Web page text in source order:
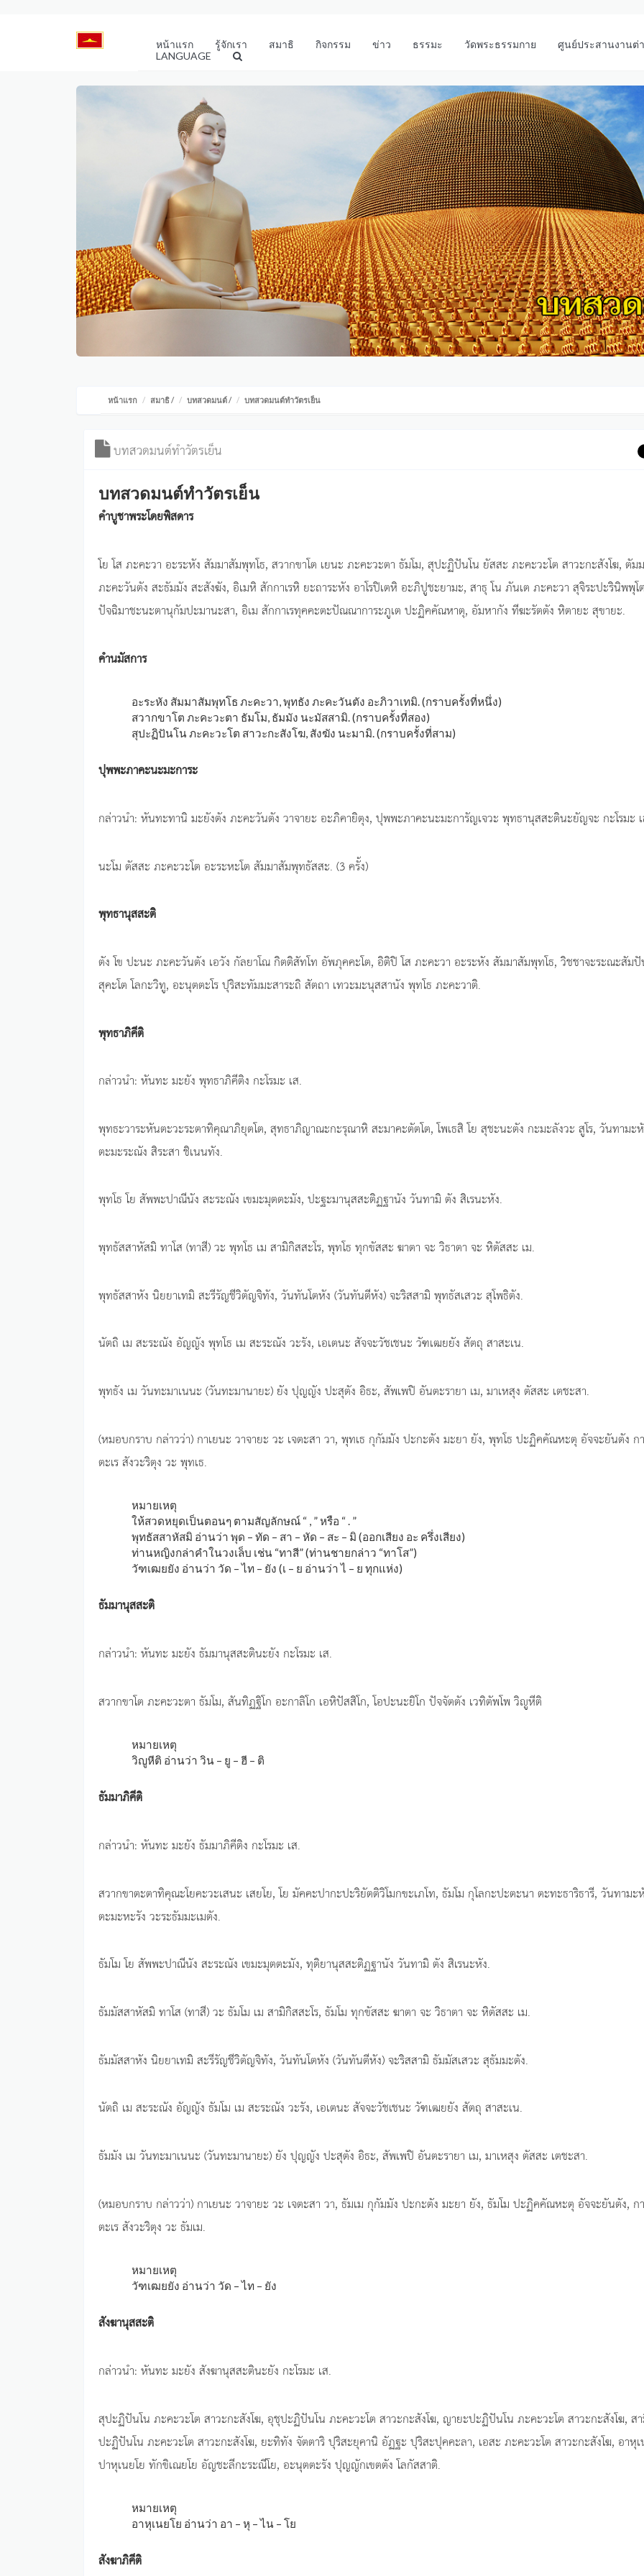
หน้าแรก รู้จักเรา สมาธิ กิจกรรม ข่าว ธรรมะ วัดพระธรรมกาย
ศูนย์ประสานงานต่
LANGUAGE
หน้าแรก สมาธิ/ บทสวดมนต์/ บทสวดมนต์ทำวัตรเย็น
บทสวดมนต์ทำวัตรเย็น
บทสวดมนต์ทำวัตรเย็น
คำบูชาพระโดยพิสดาร
โย โส ภะคะวา อะระหัง สัมมาสัมพุทโธ, สวากขาโต เยนะ ภะคะวะตา ธัมโม, สุปะฏิปันโน ยัสสะ ภะคะวะโต สาวะกะสังโฆ, ตัม
ภะคะวันตัง สะธัมมัง สะสังฆัง, อิเมหิ สักกาเรหิ ยะถาระหัง อาโรปิเตหิ อะภิปูชะยามะ, สาธุ โน ภันเต ภะคะวา สุจิระปะรินิพพุโ
ปัจฉิมาชะนะตานุกัมปะมานะสา, อิเม สักกาเรทุคคะตะปัณณาการะภูเต ปะฏิคคัณหาตุ, อัมหากัง ทีฆะรัตตัง หิตายะ สุขายะ.
คำนมัสการ
อะระหัง สัมมาสัมพุทโธ ภะคะวา, พุทธัง ภะคะวันตัง อะภิวาเทมิ. (กราบครั้งที่หนึ่ง)
สวากขาโต ภะคะวะตา ธัมโม, ธัมมัง นะมัสสามิ. (กราบครั้งที่สอง)
สุปะฏิปันโน ภะคะวะโต สาวะกะสังโฆ, สังฆัง นะมามิ. (กราบครั้งที่สาม)
ปุพพะภาคะนะมะการะ
กล่าวนำ: หันทะทานิ มะยังตัง ภะคะวันตัง วาจายะ อะภิคายิตุง, ปุพพะภาคะนะมะการัญเจวะ พุทธานุสสะตินะยัญจะ กะโรมะ
นะโม ตัสสะ ภะคะวะโต อะระหะโต สัมมาสัมพุทธัสสะ. (3 ครั้ง)
พุทธานุสสะติ
ตัง โข ปะนะ ภะคะวันตัง เอวัง กัลยาโณ กิตติสัทโท อัพภุคคะโต, อิติปิ โส ภะคะวา อะระหัง สัมมาสัมพุทโธ, วิชชาจะระณะสัม
สุคะโต โลกะวิทู, อะนุตตะโร ปุริสะทัมมะสาระถิ สัตถา เทวะมะนุสสานัง พุทโธ ภะคะวาติ.
พุทธาภิคีติ
กล่าวนำ: หันทะ มะยัง พุทธาภิคีติง กะโรมะ เส.
พุทธะวาระหันตะวะระตาทิคุณาภิยุตโต, สุทธาภิญาณะกะรุณาหิ สะมาคะตัตโต, โพเธสิ โย สุชะนะตัง กะมะลังวะ สูโร, วันทามะ
ตะมะระณัง สิระสา ชิเนนทัง.
พุทโธ โย สัพพะปาณีนัง สะระณัง เขมะมุตตะมัง, ปะฐะมานุสสะติฏฐานัง วันทามิ ตัง สิเรนะหัง.
พุทธัสสาหัสมิ ทาโส (ทาสี) วะ พุทโธ เม สามิกิสสะโร, พุทโธ ทุกขัสสะ ฆาตา จะ วิธาตา จะ หิตัสสะ เม.
พุทธัสสาหัง นิยยาเทมิ สะรีรัญชีวิตัญจิทัง, วันทันโตหัง (วันทันตีหัง) จะริสสามิ พุทธัสเสวะ สุโพธิตัง.
นัตถิ เม สะระณัง อัญญัง พุทโธ เม สะระณัง วะรัง, เอเตนะ สัจจะวัชเชนะ วัฑเฒยยัง สัตถุ สาสะเน.
พุทธัง เม วันทะมาเนนะ (วันทะมานายะ) ยัง ปุญญัง ปะสุตัง อิธะ, สัพเพปิ อันตะรายา เม, มาเหสุง ตัสสะ เตชะสา.
(หมอบกราบ กล่าวว่า) กาเยนะ วาจายะ วะ เจตะสา วา, พุทเธ กุกัมมัง ปะกะตัง มะยา ยัง, พุทโธ ปะฏิคคัณหะตุ อัจจะยันตัง ก
ตะเร สังวะริตุง วะ พุทเธ.
หมายเหตุ
ให้สวดหยุดเป็นตอนๆ ตามสัญลักษณ์ “ , ” หรือ “ . ”
พุทธัสสาหัสมิ อ่านว่า พุด – ทัด – สา – หัด – สะ – มิ (ออกเสียง อะ ครึ่งเสียง)
ท่านหญิงกล่าคำในวงเล็บ เช่น “ทาสี” (ท่านชายกล่าว “ทาโส”)
วัฑเฒยยัง อ่านว่า วัด – ไท – ยัง (เ – ย อ่านว่า ไ – ย ทุกแห่ง)
ธัมมานุสสะติ
กล่าวนำ: หันทะ มะยัง ธัมมานุสสะตินะยัง กะโรมะ เส.
สวากขาโต ภะคะวะตา ธัมโม, สันทิฏฐิโก อะกาลิโก เอหิปัสสิโก, โอปะนะยิโก ปัจจัตตัง เวทิตัพโพ วิญูหีติ
หมายเหตุ
วิญูหีติ อ่านว่า วิน – ยู – ฮี – ติ
ธัมมาภิคีติ
กล่าวนำ: หันทะ มะยัง ธัมมาภิคีติง กะโรมะ เส.
สวากขาตะตาทิคุณะโยคะวะเสนะ เสยโย, โย มัคคะปากะปะริยัตติวิโมกขะเภโท, ธัมโม กุโลกะปะตะนา ตะทะธาริธารี, วันทามะ
ตะมะหะรัง วะระธัมมะเมตัง.
ธัมโม โย สัพพะปาณีนัง สะระณัง เขมะมุตตะมัง, ทุติยานุสสะติฏฐานัง วันทามิ ตัง สิเรนะหัง.
ธัมมัสสาหัสมิ ทาโส (ทาสี) วะ ธัมโม เม สามิกิสสะโร, ธัมโม ทุกขัสสะ ฆาตา จะ วิธาตา จะ หิตัสสะ เม.
ธัมมัสสาหัง นิยยาเทมิ สะรีรัญชีวิตัญจิทัง, วันทันโตหัง (วันทันตีหัง) จะริสสามิ ธัมมัสเสวะ สุธัมมะตัง.
นัตถิ เม สะระณัง อัญญัง ธัมโม เม สะระณัง วะรัง, เอเตนะ สัจจะวัชเชนะ วัฑเฒยยัง สัตถุ สาสะเน.
ธัมมัง เม วันทะมาเนนะ (วันทะมานายะ) ยัง ปุญญัง ปะสุตัง อิธะ, สัพเพปิ อันตะรายา เม, มาเหสุง ตัสสะ เตชะสา.
(หมอบกราบ กล่าวว่า) กาเยนะ วาจายะ วะ เจตะสา วา, ธัมเม กุกัมมัง ปะกะตัง มะยา ยัง, ธัมโม ปะฏิคคัณหะตุ อัจจะยันตัง, ก
ตะเร สังวะริตุง วะ ธัมเม.
หมายเหตุ
วัฑเฒยยัง อ่านว่า วัด – ไท – ยัง
สังฆานุสสะติ
กล่าวนำ: หันทะ มะยัง สังฆานุสสะตินะยัง กะโรมะ เส.
สุปะฏิปันโน ภะคะวะโต สาวะกะสังโฆ, อุชุปะฏิปันโน ภะคะวะโต สาวะกะสังโฆ, ญายะปะฏิปันโน ภะคะวะโต สาวะกะสังโฆ, ส
ปะฏิปันโน ภะคะวะโต สาวะกะสังโฆ, ยะทิทัง จัตตาริ ปุริสะยุคานิ อัฏฐะ ปุริสะปุคคะลา, เอสะ ภะคะวะโต สาวะกะสังโฆ, อาหุเ
ปาหุเนยโย ทักขิเณยโย อัญชะลีกะระณีโย, อะนุตตะรัง ปุญญักเขตตัง โลกัสสาติ.
หมายเหตุ
อาหุเนยโย อ่านว่า อา – หุ – ไน – โย
สังฆาภิคีติ